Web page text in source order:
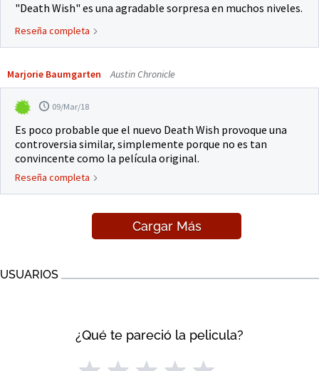
"Death Wish" es una agradable sorpresa en muchos niveles.
Reseña completa
Marjorie Baumgarten Austin Chronicle
09/Mar/18
Es poco probable que el nuevo Death Wish provoque una
controversia similar, simplemente porque no es tan
convincente como la película original.
Reseña completa
Cargar Más
USUARIOS
¿Qué te pareció la pelicula?